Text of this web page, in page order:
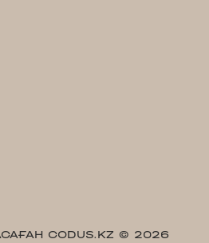
CODUS.KZ © 2026